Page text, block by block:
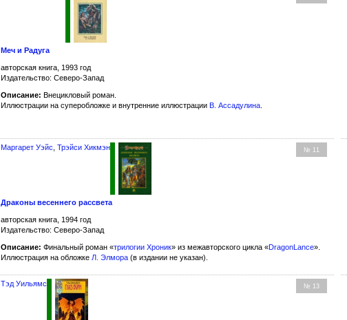
Меч и Радуга
авторская книга, 1993 год
Издательство: Северо-Запад
Описание: Внецикловый роман.
Иллюстрации на суперобложке и внутренние иллюстрации В. Ассадулина
№ 11
Маргарет Уэйс Трэйси Хикмэн
Драконы весеннего рассвета
авторская книга, 1994 год
Издательство: Северо-Запад
Описание: Финальный роман «трилогии Хроник» из межавторского цикла «DragonLance».
Иллюстрация на обложке Л. Элмора (в издании не указан).
№ 13
Тэд Уильямс